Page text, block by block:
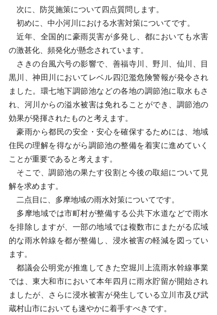
次に、防災施策について四点質問します。
初めに、中小河川における水害対策についてです。
近年、全国的に豪雨災害が多発し、都においても水害
の激甚化、頻発化が懸念されています。
さきの台風六号の影響で、善福寺川、野川、仙川、目
黒川、神田川においてレベル四氾濫危険警報が発令され
ました。環七地下調節池などの各地の調節池に取水もさ
れ、河川からの溢水被害は免れることができ、調節池の
効果が発揮されたものと考えます。
豪雨から都民の安全・安心を確保するためには、地域
住民の理解を得ながら調節池の整備を着実に進めていく
ことが重要であると考えます。
そこで、調節池の果たす役割と今後の取組について見
解を求めます。
二点目に、多摩地域の雨水対策についてです。
多摩地域では市町村が整備する公共下水道などで雨水
を排除しますが、一部の地域では複数市にまたがる広域
的な雨水幹線を都が整備し、浸水被害の軽減を図ってい
ます。
都議会公明党が推進してきた空堀川上流雨水幹線事業
では、東大和市において本年四月に雨水貯留が開始され
ましたが、さらに浸水被害が発生している立川市及び武
蔵村山市においても速やかに着手すべきです。